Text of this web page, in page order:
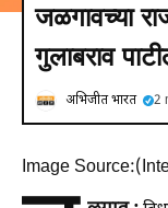
जळगावच्या
गुलाबराव
अभिजीत भारत 2
Image